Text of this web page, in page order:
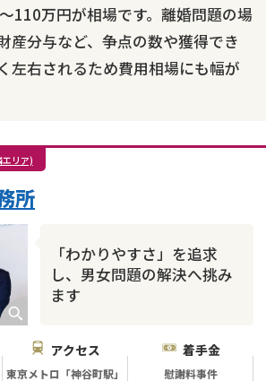
110万円が相場です。離婚問題の場
産分与など、争点の数や獲得でき
左右されるため費用相場にも幅が
リア)
「わかりやすさ」を追求
し、男女問題の解決へ挑み
ます
所
アクセス
東京メトロ「神谷町駅」
着手金
慰謝料事件